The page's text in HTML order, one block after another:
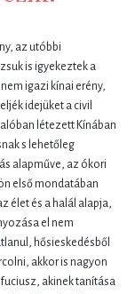
az utóbbi
is igyekeztek a
igazi kínai erény,
idejüket a civil
létezett Kínában
s lehetőleg
alapműve, az ókori
első mondatában
élet és a halál alapja,
el nem
hősieskedésből
akkor is nagyon
akinek tanítása